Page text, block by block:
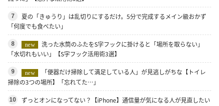
7
夏の「きゅうり」は乱切りにするだけ。5分で完成するメイン級おかず
「何度でも食べたい」
8 new
洗った水筒のふたをS字フックに掛けると「場所を取らない」
「水切れもいい」【S字フック活用術3選】
9 new
「便器だけ掃除して満足している人」が見逃しがちな【トイレ
掃除の3つの場所】「忘れてた…」
10
ずっとオンになってない？【iPhone】通信量が気になる人が見直したい